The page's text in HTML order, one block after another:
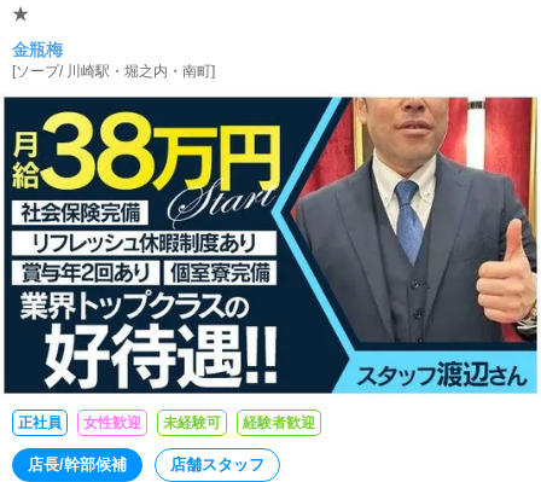
★
金瓶梅
[ソープ/ 川崎駅・堀之内・南町]
正社員 女性歓迎 未経験可 経験者歓迎
店長/幹部候補 店舗スタッフ